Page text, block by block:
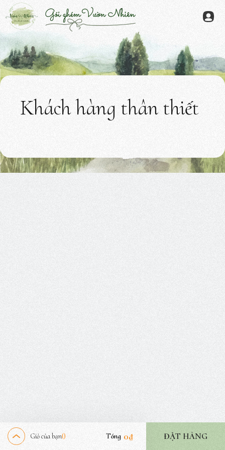
ĐẶT HÀNG
Chuyển
đến
nội
dung
Khách hàng thân thiết
Giỏ của bạn Tổng 0₫